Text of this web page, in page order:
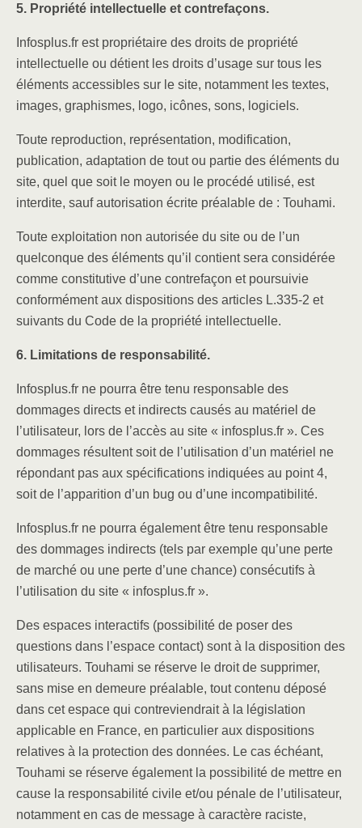
5. Propriété intellectuelle et contrefaçons.
Infosplus.fr est propriétaire des droits de propriété
intellectuelle ou détient les droits d’usage sur tous les
éléments accessibles sur le site, notamment les textes,
images, graphismes, logo, icônes, sons, logiciels.
Toute reproduction, représentation, modification,
publication, adaptation de tout ou partie des éléments du
site, quel que soit le moyen ou le procédé utilisé, est
interdite, sauf autorisation écrite préalable de : Touhami.
Toute exploitation non autorisée du site ou de l’un
quelconque des éléments qu’il contient sera considérée
comme constitutive d’une contrefaçon et poursuivie
conformément aux dispositions des articles L.335-2 et
suivants du Code de la propriété intellectuelle.
6. Limitations de responsabilité.
Infosplus.fr ne pourra être tenu responsable des
dommages directs et indirects causés au matériel de
l’utilisateur, lors de l’accès au site « infosplus.fr ». Ces
dommages résultent soit de l’utilisation d’un matériel ne
répondant pas aux spécifications indiquées au point 4,
soit de l’apparition d’un bug ou d’une incompatibilité.
Infosplus.fr ne pourra également être tenu responsable
des dommages indirects (tels par exemple qu’une perte
de marché ou une perte d’une chance) consécutifs à
l’utilisation du site « infosplus.fr ».
Des espaces interactifs (possibilité de poser des
questions dans l’espace contact) sont à la disposition des
utilisateurs. Touhami se réserve le droit de supprimer,
sans mise en demeure préalable, tout contenu déposé
dans cet espace qui contreviendrait à la législation
applicable en France, en particulier aux dispositions
relatives à la protection des données. Le cas échéant,
Touhami se réserve également la possibilité de mettre en
cause la responsabilité civile et/ou pénale de l’utilisateur,
notamment en cas de message à caractère raciste,